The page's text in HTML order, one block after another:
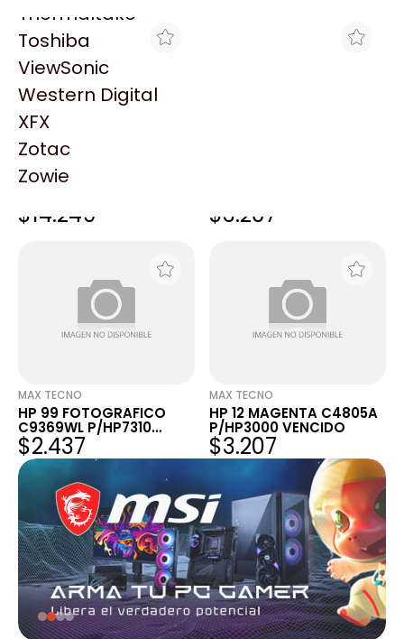
Thermaltake
Toshiba
ViewSonic
Western Digital
XFX
Zotac
Zowie
TONER ALTERNATIVO HP
M426
$14.249 $3.207
MAX TECNO
HP 99 FOTOGRAFICO
C9369WL P/HP7310
VENCIDO
$2.437
MAX TECNO
HP 12 MAGENTA C4805A
P/HP3000 VENCIDO
$3.207